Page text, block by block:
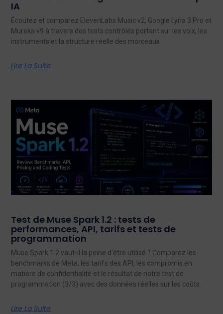
IA
Écoutez et comparez ElevenLabs Music v2, Google Lyria 3 Pro et
Mureka v9 à travers des tests contrôlés portant sur les voix, les
instruments et la structure réelle des morceaux.
Lire La Suite
Test de Muse Spark 1.2 : tests de
performances, API, tarifs et tests de
programmation
Muse Spark 1.2 vaut-il la peine d'être utilisé ? Comparez les
benchmarks de Meta, les tarifs des API, les compromis en
matière de confidentialité et le résultat de notre test de
programmation (3/3) avec des données réelles sur les coûts.
Lire La Suite